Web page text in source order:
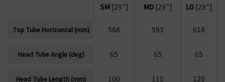
SM [29"] MD [29"] LG [29"]
Top Tube Horizontal (mm) 568 593 618
Head Tube Angle (deg) 65 65 65
Head Tube Length (mm) 100 110 120